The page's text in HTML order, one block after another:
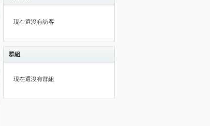
現在還沒有訪客
群組
現在還沒有群組